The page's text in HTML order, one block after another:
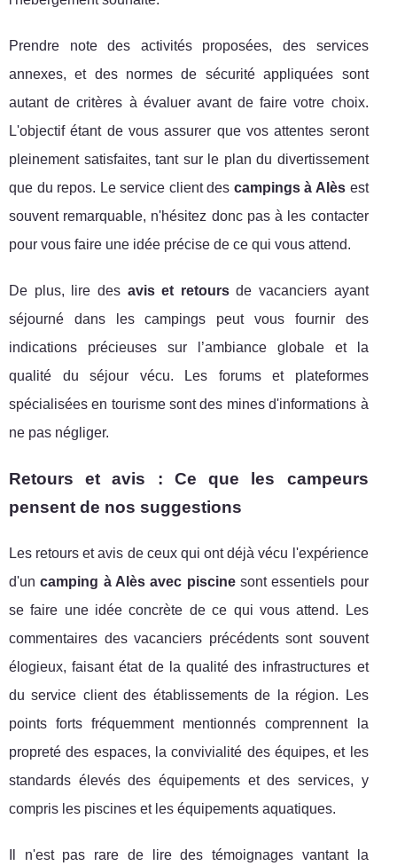
Prendre note des activités proposées, des services
annexes, et des normes de sécurité appliquées sont
autant de critères à évaluer avant de faire votre choix.
L'objectif étant de vous assurer que vos attentes seront
pleinement satisfaites, tant sur le plan du divertissement
que du repos. Le service client des campings à Alès est
souvent remarquable, n'hésitez donc pas à les contacter
pour vous faire une idée précise de ce qui vous attend.
De plus, lire des avis et retoursde vacanciers ayant
séjourné dans les campings peut vous fournir des
indications précieuses sur l’ambiance globale et la
qualité du séjour vécu. Les forums et plateformes
spécialisées en tourisme sont des mines d'informations à
ne pas négliger.
Retours et avis : Ce que les campeurs
pensent de nos suggestions
Les retours et avis de ceux qui ont déjà vécu l'expérience
d'uncamping à Alès avec piscinesont essentiels pour
se faire une idée concrète de ce qui vous attend. Les
commentaires des vacanciers précédents sont souvent
élogieux, faisant état de la qualité des infrastructures et
du service client des établissements de la région. Les
points forts fréquemment mentionnés comprennent la
propreté des espaces, la convivialité des équipes, et les
standards élevés des équipements et des services, y
compris les piscines et les équipements aquatiques.
Il n'est pas rare de lire des témoignages vantant la